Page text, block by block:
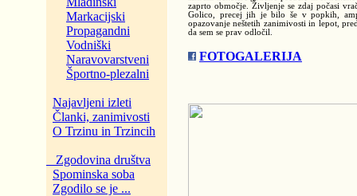
Markacijski
Propagandni
Vodniški
Naravovarstveni
Športno-plezalni
Najavljeni izleti
Članki, zanimivosti
O Trzinu in Trzincih
Zgodovina društva
Spominska soba
Zgodilo se je ...
zaprto območje. Življenje se zdaj počasi
Golico, precej jih je bilo še v popkih,
opazovanje neštetih zanimivosti in lepot,
da sem se prav odločil.
FOTOGALERIJA